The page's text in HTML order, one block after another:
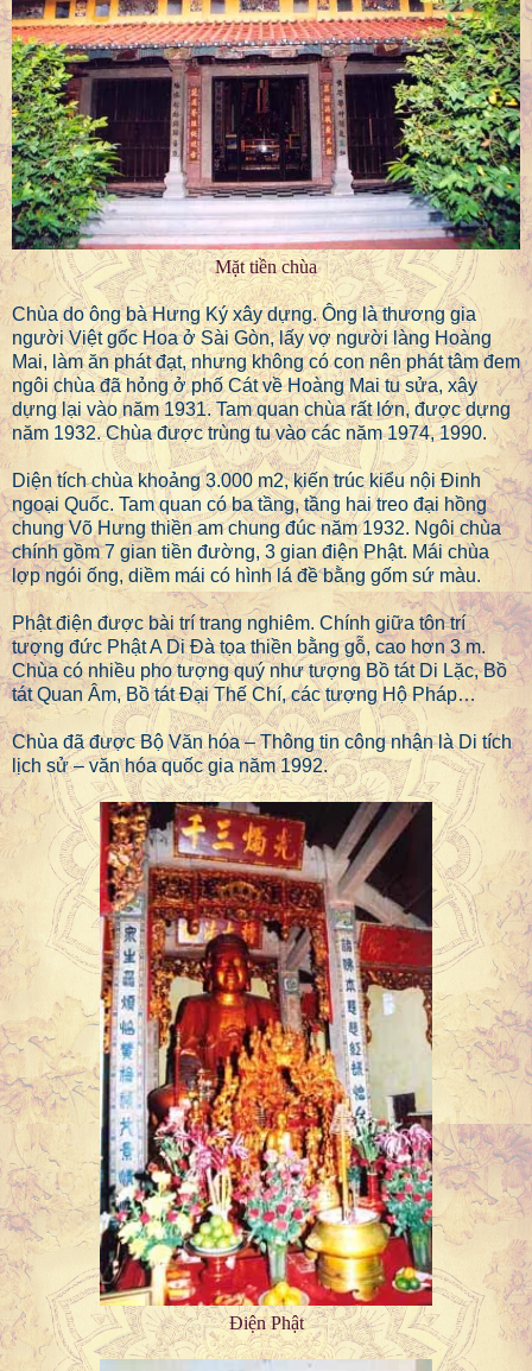
Mặt tiền chùa
Chùa do ông bà Hưng Ký xây dựng. Ông là thương gia
người Việt gốc Hoa ở Sài Gòn, lấy vợ người làng Hoàng
Mai, làm ăn phát đạt, nhưng không có con nên phát tâm đem
ngôi chùa đã hỏng ở phố Cát về Hoàng Mai tu sửa, xây
dựng lại vào năm 1931. Tam quan chùa rất lớn, được dựng
năm 1932. Chùa được trùng tu vào các năm 1974, 1990.
Diện tích chùa khoảng 3.000 m2, kiến trúc kiểu nội Đinh
ngoại Quốc. Tam quan có ba tầng, tầng hai treo đại hồng
chung Võ Hưng thiền am chung đúc năm 1932. Ngôi chùa
chính gồm 7 gian tiền đường, 3 gian điện Phật. Mái chùa
lợp ngói ống, diềm mái có hình lá đề bằng gốm sứ màu.
Phật điện được bài trí trang nghiêm. Chính giữa tôn trí
tượng đức Phật A Di Đà tọa thiền bằng gỗ, cao hơn 3 m.
Chùa có nhiều pho tượng quý như tượng Bồ tát Di Lặc, Bồ
tát Quan Âm, Bồ tát Đại Thế Chí, các tượng Hộ Pháp…
Chùa đã được Bộ Văn hóa – Thông tin công nhận là Di tích
lịch sử – văn hóa quốc gia năm 1992.
Điện Phật